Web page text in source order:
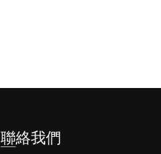
聯絡我們